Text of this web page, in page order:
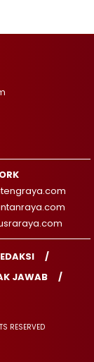
JAWAB
RESERVED